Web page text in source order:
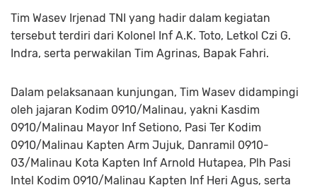
Tim Wasev Irjenad TNI yang hadir dalam kegiatan
tersebut terdiri dari Kolonel Inf A.K. Toto, Letkol Czi G.
Indra, serta perwakilan Tim Agrinas, Bapak Fahri.
Dalam pelaksanaan kunjungan, Tim Wasev didampingi
oleh jajaran Kodim 0910/Malinau, yakni Kasdim
0910/Malinau Mayor Inf Setiono, Pasi Ter Kodim
0910/Malinau Kapten Arm Jujuk, Danramil 0910-
03/Malinau Kota Kapten Inf Arnold Hutapea, Plh Pasi
Intel Kodim 0910/Malinau Kapten Inf Heri Agus, serta